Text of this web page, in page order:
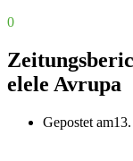
0
elele Avrupa
Gepostet am